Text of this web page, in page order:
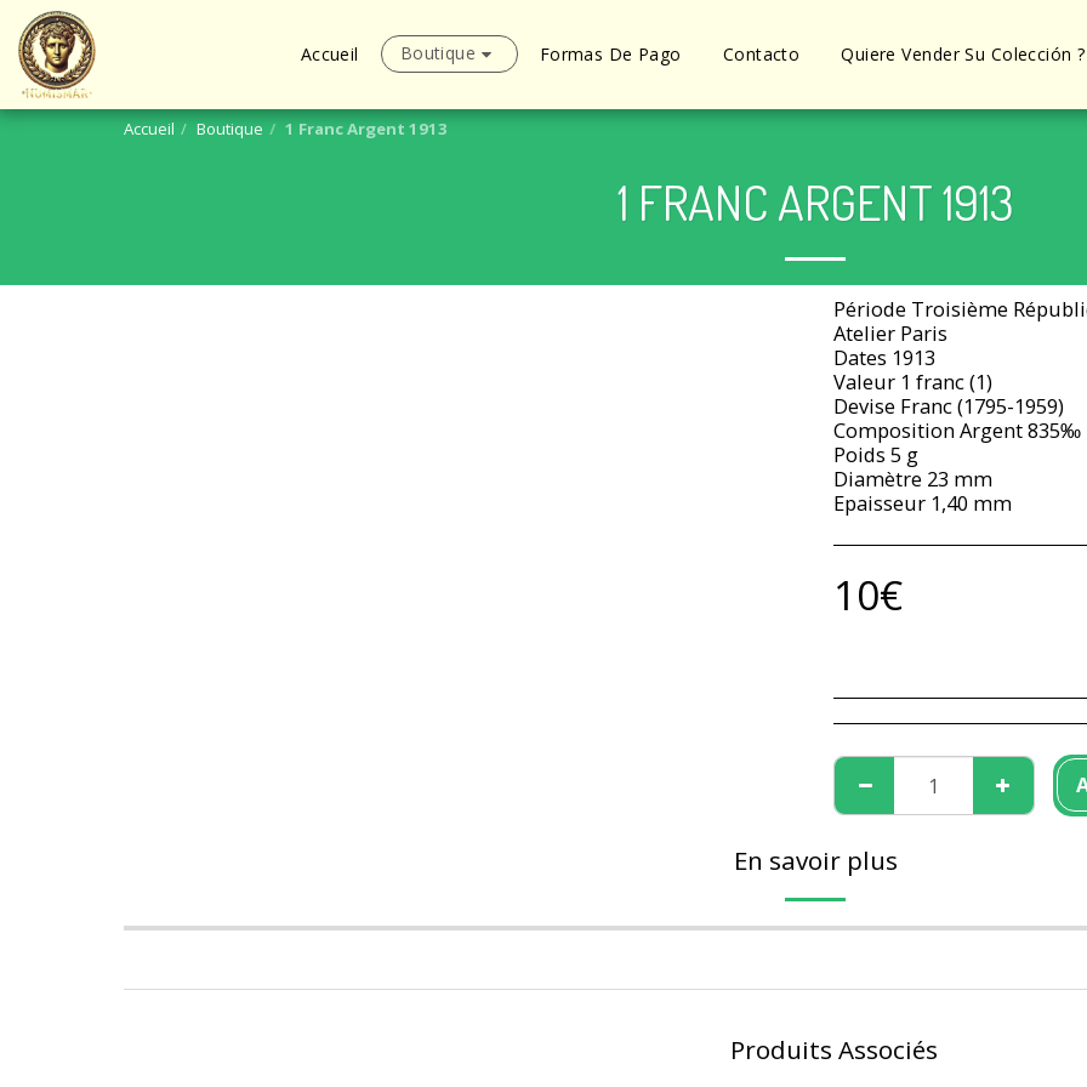
Accueil Boutique Formas De Pago Contacto Quiere Vender Su Colección ?
Accueil Boutique 1 Franc Argent 1913
1 FRANC ARGENT 1913
Période Troisième
Atelier Paris
Dates 1913
Valeur 1 franc (1)
Devise Franc (1795-1959)
Composition Argent 835‰
Poids 5 g
Diamètre 23 mm
Epaisseur 1,40 mm
10€
En savoir plus
Produits Associés